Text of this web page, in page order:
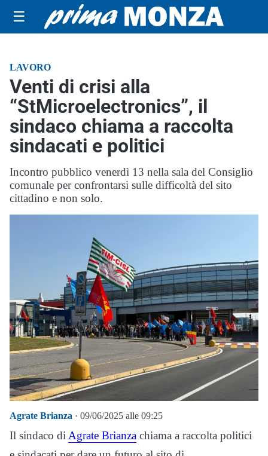
☰
LAVORO
Venti di crisi alla
“StMicroelectronics”, il
sindaco chiama a raccolta
sindacati e politici
Incontro pubblico venerdì 13 nella sala del Consiglio
comunale per confrontarsi sulle difficoltà del sito
cittadino e non solo.
Agrate Brianza · 09/06/2025 alle 09:25
Il sindaco di Agrate Brianza chiama a raccolta politici